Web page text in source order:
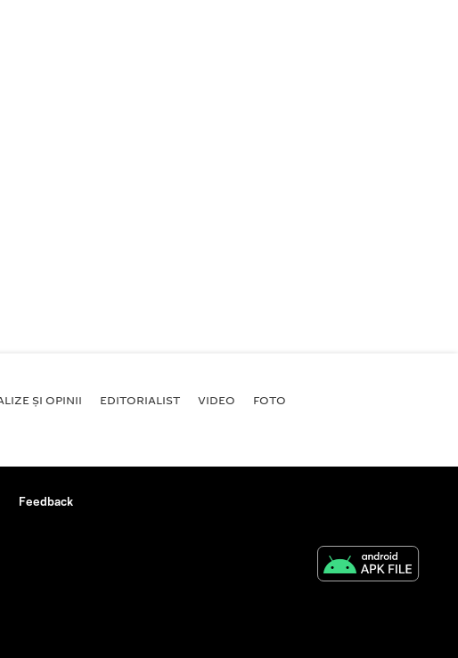
ȘI OPINII EDITORIALIST VIDEO FOTO
Feedback